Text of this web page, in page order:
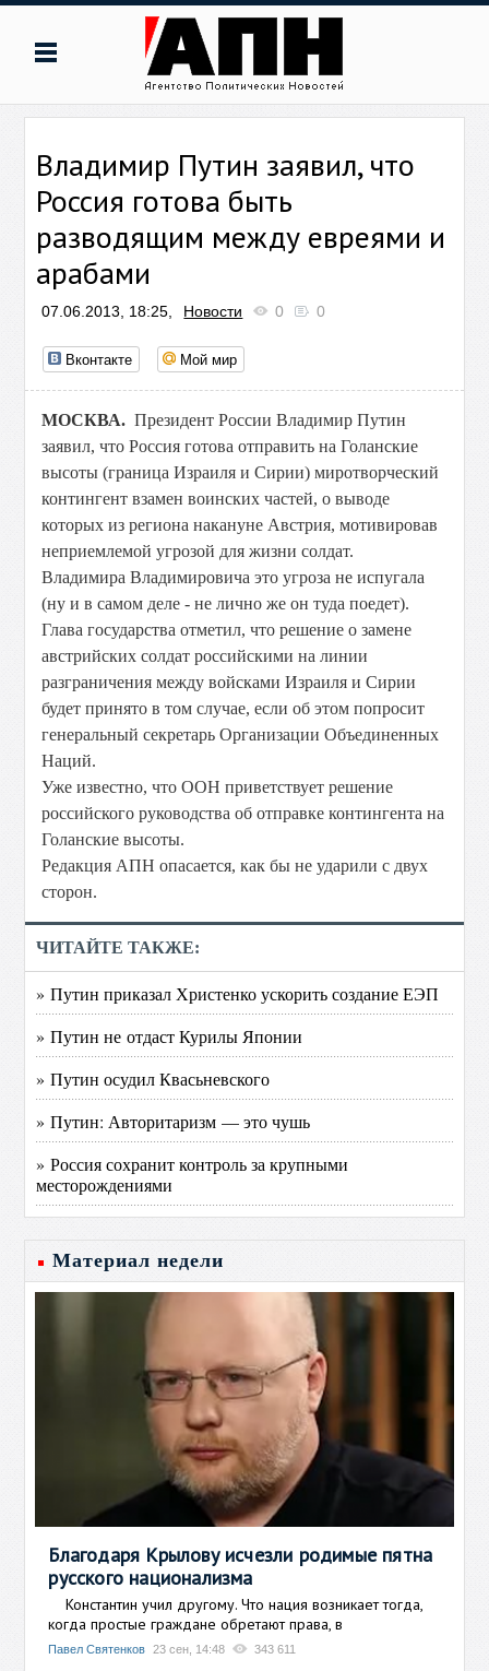
Владимир Путин заявил, что
Россия готова быть
разводящим между евреями и
арабами
07.06.2013, 18:25, Новости 0 0
Вконтакте Мой мир
МОСКВА.Президент России Владимир Путин
заявил, что Россия готова отправить на Голанские
высоты (граница Израиля и Сирии) миротворческий
контингент взамен воинских частей, о выводе
которых из региона накануне Австрия, мотивировав
неприемлемой угрозой для жизни солдат.
Владимира Владимировича это угроза не испугала
(ну и в самом деле - не лично же он туда поедет).
Глава государства отметил, что решение о замене
австрийских солдат российскими на линии
разграничения между войсками Израиля и Сирии
будет принято в том случае, если об этом попросит
генеральный секретарь Организации Объединенных
Наций.
Уже известно, что ООН приветствует решение
российского руководства об отправке контингента на
Голанские высоты.
Редакция АПН опасается, как бы не ударили с двух
сторон.
ЧИТАЙТЕ ТАКЖЕ:
» Путин приказал Христенко ускорить создание ЕЭП
» Путин не отдаст Курилы Японии
» Путин осудил Квасьневского
» Путин: Авторитаризм — это чушь
» Россия сохранит контроль за крупными
месторождениями
Материал недели
Благодаря Крылову исчезли родимые пятна
русского национализма
Константин учил другому. Что нация возникает тогда,
когда простые граждане обретают права, в
Павел Святенков 23 сен, 14:48 343 611